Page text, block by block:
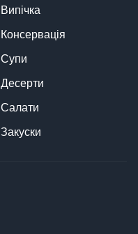
Випічка
Консервація
Супи
Десерти
Салати
Закуски